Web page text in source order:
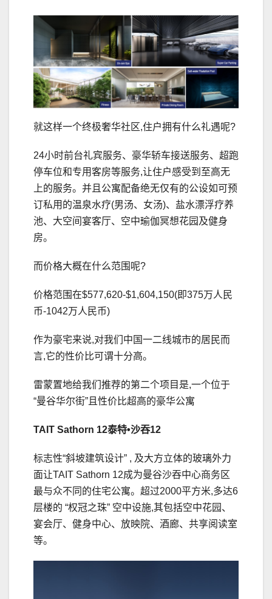
就这样一个终极奢华社区,住户拥有什么礼遇呢?
24小时前台礼宾服务、豪华轿车接送服务、超跑
停车位和专用客房等服务,让住户感受到至高无
上的服务。并且公寓配备绝无仅有的公设如可预
订私用的温泉水疗(男汤、女汤)、盐水漂浮疗养
池、大空间宴客厅、空中瑜伽冥想花园及健身
房。
而价格大概在什么范围呢?
价格范围在$577,620-$1,604,150(即375万人民
币-1042万人民币)
作为豪宅来说,对我们中国一二线城市的居民而
言,它的性价比可谓十分高。
雷蒙置地给我们推荐的第二个项目是,一个位于
“曼谷华尔街”且性价比超高的豪华公寓
TAIT Sathorn 12泰特•沙吞12
标志性“斜坡建筑设计” , 及大方立体的玻璃外力
面让TAIT Sathorn 12成为曼谷沙吞中心商务区
最与众不同的住宅公寓。超过2000平方米,多达6
层楼的 “权冠之珠” 空中设施,其包括空中花园、
宴会厅、健身中心、放映院、酒廊、共享阅读室
等。